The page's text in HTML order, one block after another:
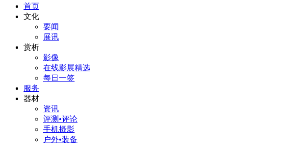
首页
文化
要闻
展讯
赏析
影像
在线影展精选
每日一签
服务
器材
资讯
评测•评论
手机摄影
户外•装备